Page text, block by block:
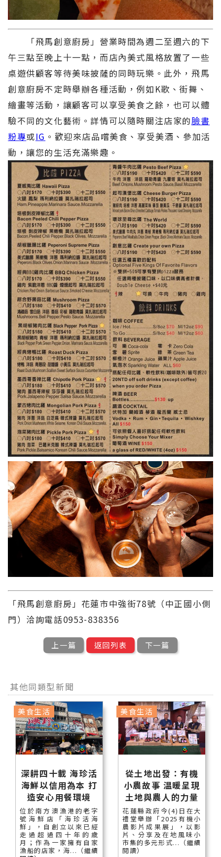
「飛馬創意廚房」營業時間為週二至週六的下
午三點至晚上十一點，而店內美式風格放置了一些
桌遊供顧客等待美味披薩的同時玩樂。此外，飛馬
創意廚房不定時舉辦各種活動，例如K歌、街舞、
繪畫等活動，讓顧客可以享受美食之餘，也可以體
驗不同的文化藝術。詳情可以隨時關注店家的臉書
粉專或IG 。歡迎來店品嚐美食、享受美酒、參加活
動，讓您的生活充滿樂趣。
「飛馬創意廚房」花蓮市中強街78號（中正國小側
門）洽詢電話0953-838356
上一篇 返回列表 下一篇
其他同類型新聞
深耕四十載 海珍活
海鮮以信用為本 打
造安心用餐環境
位於南方澳漁港的老字
號海鮮店「海珍活海
鮮」，自創立以來已經
走過超過四十年的歲
月；作為一家擁有自家
漁船的店家，海...（繼續
美食生活
從土地出發：有機
小農故事 温暖呈現
土地與農人的力量
花蓮縣政府今(4)日在大
禮堂舉辦「2025有機小
農影片成果展」，以影
片、分享及在地風味小
市集的多元形式...（繼續
閱讀）
美食生活